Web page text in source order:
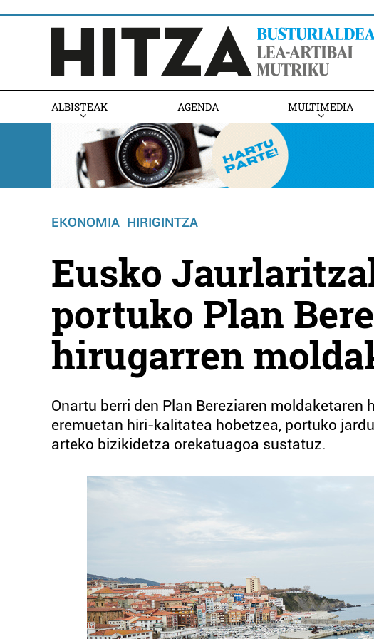
ALBISTEAK AGENDA MULTIMEDIA
EKONOMIA HIRIGINTZA
Eusko
portuko Plan
hirugarren
Onartu berri den Plan Bereziaren
eremuetan hiri-kalitatea hobetzea, portuko
arteko bizikidetza orekatuagoa sustatuz.